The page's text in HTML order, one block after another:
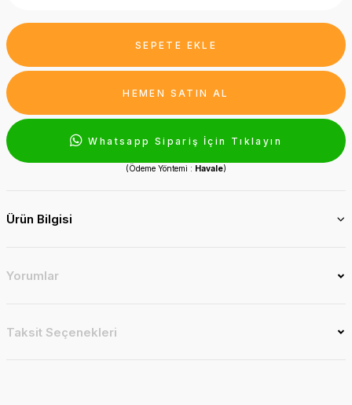
SEPETE EKLE
HEMEN SATIN AL
Whatsapp Sipariş İçin Tıklayın
(Ödeme Yöntemi : Havale)
Ürün Bilgisi
Yorumlar
Taksit Seçenekleri